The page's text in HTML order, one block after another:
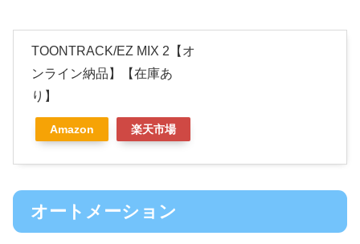
TOONTRACK/EZ MIX 2【オ
ンライン納品】【在庫あ
り】
Amazon 楽天市場
オートメーション